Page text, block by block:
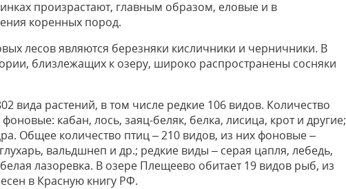
произрастают, главным образом, еловые и в
коренных пород.
лесов являются березняки кисличники и черничники. В
близлежащих к озеру, широко распространены сосняки
вида растений, в том числе редкие 106 видов. Количество
кабан, лось, заяц-беляк, белка, лисица, крот и другие;
Общее количество птиц – 210 видов, из них фоновые –
вальдшнеп и др.; редкие виды – серая цапля, лебедь,
лазоревка. В озере Плещеево обитает 19 видов рыб, из
в Красную книгу РФ.